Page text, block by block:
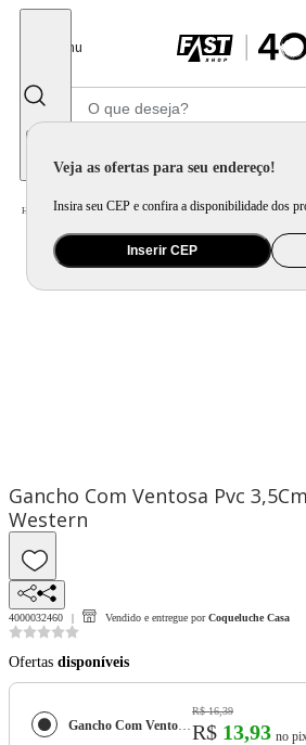
Menu
Veja as ofertas para seu endereço!
Insira seu CEP e confira a disponibilidade dos
Inserir CEP
Home Utilidade Doméstica Organização e Armazenamento /
Gancho Com Ventosa Pvc
Western
4000032460 Vendido e entregue por Coqueluche Casa
Ofertas disponíveis
Gancho Com Ventosa Pvc 3,5Cm 12 Peças - Western
R$ 16,39
R$ 13,93 no